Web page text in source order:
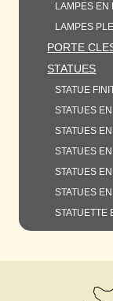
LAMPES EN
LAMPES
PORTE
STATUES
STATUE
STATUES
STATUES
STATUES
STATUES
STATUES
STATUETTE